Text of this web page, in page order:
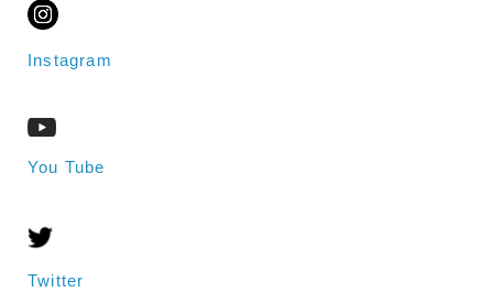
Instagram
You Tube
Twitter